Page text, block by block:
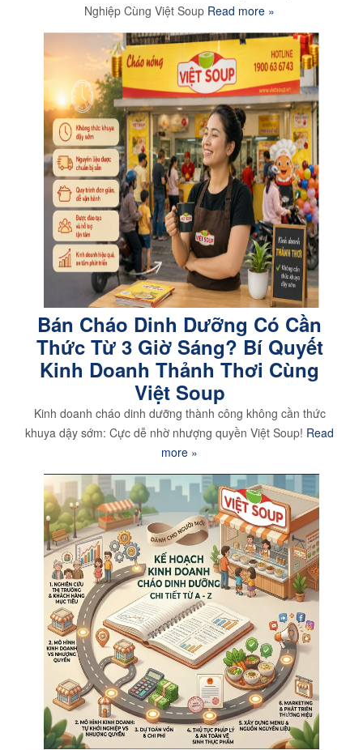
Nghiệp Cùng Việt Soup Read more »
Bán Cháo Dinh Dưỡng Có Cần
Thức Từ 3 Giờ Sáng? Bí Quyết
Kinh Doanh Thảnh Thơi Cùng
Việt Soup
Kinh doanh cháo dinh dưỡng thành công không cần thức
khuya dậy sớm: Cực dễ nhờ nhượng quyền Việt Soup! Read
more »